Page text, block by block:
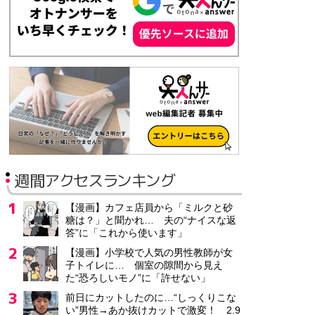
月給24万4,000円
不動産営業事務スタッフ
株式会社ワークスタッフ
鳥取県 鳥取市
派遣社員
時給1,300円～
株式会社大斗
石川県 金沢市
正社員
月給25万4,100円～32万円
工場窓口での事務 営業事務
パーソルファクトリーパートナーズ株式会社
兵庫県 神戸市
週間アクセスランキング
【漫画】カフェ店員から「ミルクと砂
糖は？」と聞かれ… 夫の“ナイスな返
答”に「これから使います」
【漫画】小学校で人気の男性教師が女
子トイレに… 個室の隙間から見え
た“恐ろしいモノ”に「許せない」
前日にカットしたのに…“しっくりこな
い”男性→あか抜けカットで激変！ 2.9